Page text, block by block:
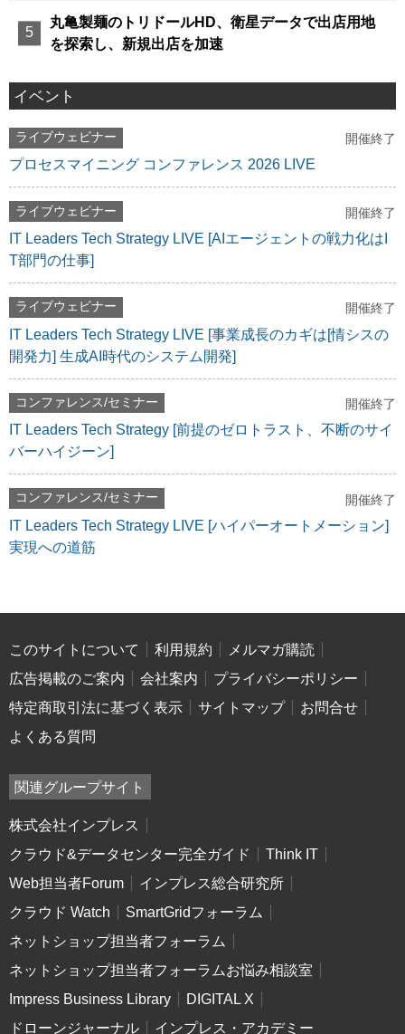
丸亀製麺のトリドールHD、衛星データで出店用地
を探索し、新規出店を加速
イベント
ライブウェビナー 開催終了
プロセスマイニング コンファレンス 2026 LIVE
ライブウェビナー 開催終了
IT Leaders Tech Strategy LIVE [AIエージェントの戦力化はI
T部門の仕事]
ライブウェビナー 開催終了
IT Leaders Tech Strategy LIVE [事業成長のカギは[情シスの
開発力] 生成AI時代のシステム開発]
コンファレンス/セミナー 開催終了
IT Leaders Tech Strategy [前提のゼロトラスト、不断のサイ
バーハイジーン]
コンファレンス/セミナー 開催終了
IT Leaders Tech Strategy LIVE [ハイパーオートメーション]
実現への道筋
このサイトについて 利用規約
メルマガ購読
広告掲載のご案内
会社案内
プライバシーポリシー
特定商取引法に基づく表示
サイトマップ
お問合せ
よくある質問
関連グループサイト
株式会社インプレス
クラウド&データセンター完全ガイド
Think IT
Web担当者Forum
インプレス総合研究所
クラウド Watch
SmartGridフォーラム
ネットショップ担当者フォーラム
ネットショップ担当者フォーラムお悩み相談室
Impress Business Library
DIGITAL X
ドローンジャーナル
インプレス・アカデミー